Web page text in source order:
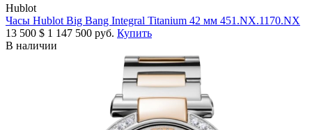
Hublot
Часы Hublot Big Bang Integral Titanium 42 мм 451.NX.1170.NX
13 500 $ 1 147 500 руб. Купить
В наличии